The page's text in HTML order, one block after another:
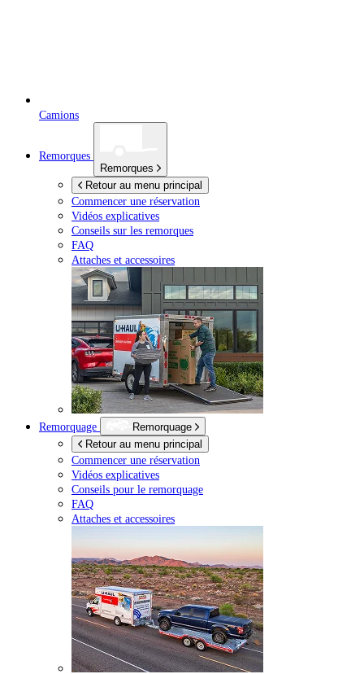
Camions
Remorques
Remorques
Retour au menu principal
Commencer une réservation
Vidéos explicatives
Conseils sur les remorques
FAQ
Attaches et accessoires
Remorquage
Remorquage
Retour au menu principal
Commencer une réservation
Vidéos explicatives
Conseils pour le remorquage
FAQ
Attaches et accessoires